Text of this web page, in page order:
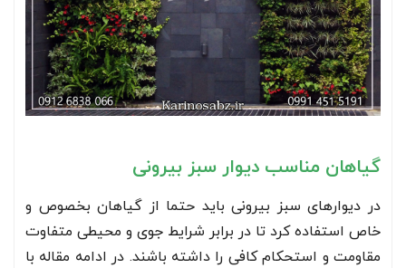
گیاهان مناسب دیوار سبز بیرونی
در دیوارهای سبز‌ بیرونی باید حتما از گیاهان بخصوص و
خاص استفاده کرد تا در برابر شرایط جوی و محیطی متفاوت
مقاومت و استحکام کافی را داشته باشند. در ادامه مقاله با